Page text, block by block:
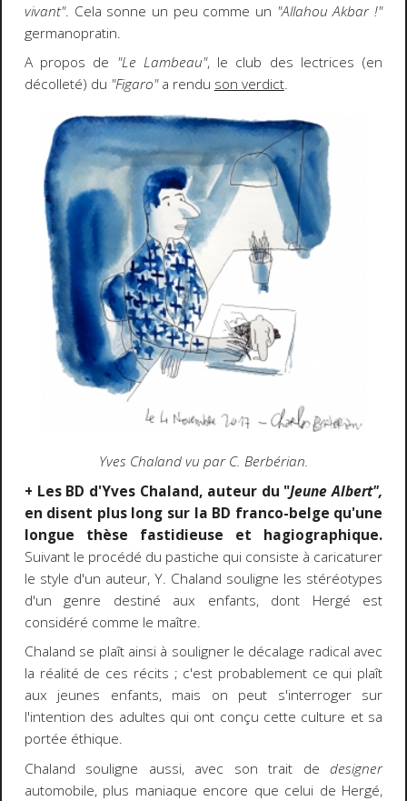
vivant". Cela sonne un peu comme un "Allahou Akbar !"
germanopratin.
A propos de "Le Lambeau", le club des lectrices (en
décolleté) du "Figaro"a rendu son verdict.
Yves Chaland vu par C. Berbérian.
+ Les BD d'Yves Chaland, auteur du "Jeune Albert",
en disent plus long sur la BD franco-belge qu'une
longue thèse fastidieuse et hagiographique.
Suivant le procédé du pastiche qui consiste à caricaturer
le style d'un auteur, Y. Chaland souligne les stéréotypes
d'un genre destiné aux enfants, dont Hergé est
considéré comme le maître.
Chaland se plaît ainsi à souligner le décalage radical avec
la réalité de ces récits ; c'est probablement ce qui plaît
aux jeunes enfants, mais on peut s'interroger sur
l'intention des adultes qui ont conçu cette culture et sa
portée éthique.
Chaland souligne aussi, avec son trait dedesigner
automobile, plus maniaque encore que celui de Hergé,